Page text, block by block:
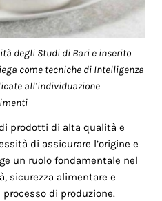
degli Studi di Bari e inserito
come tecniche di Intelligenza
all’individuazione
prodotti di alta qualità e
di assicurare l’origine e
un ruolo fondamentale nel
sicurezza alimentare e
di produzione.